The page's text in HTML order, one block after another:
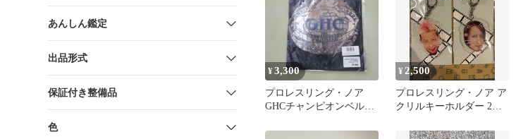
あんしん鑑定
出品形式
保証付き整備品
色
¥3,300
プロレスリング・ノア
GHCチャンピオンベルト
ヘビー】
¥ 2,500
プロレスリング・ノア ア
クリルキーホルダー 2種